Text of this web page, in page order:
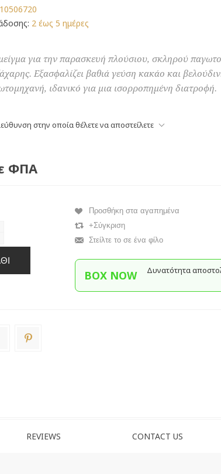
2 έως 5 ημέρες
για την παρασκευή πλούσιου, σκληρού
Εξασφαλίζει βαθιά γεύση κακάο και
ιδανικό για μια ισορροπημένη διατροφή.
στην οποία θέλετε να αποστείλετε
ΦΠΑ
Προσθήκη στα αγαπημένα
+Σύγκριση
Στείλτε το σε ένα φίλο
BOX NOW
Δυνατότητα
REVIEWS CONTACT US